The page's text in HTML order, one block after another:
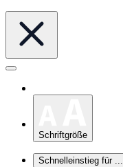
Schriftgröße
Schnelleinstieg für ...